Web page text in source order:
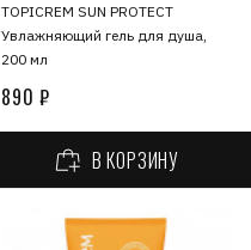
TOPICREM SUN PROTECT
Увлажняющий гель для душа,
200 мл
890 ₽
В КОРЗИНУ